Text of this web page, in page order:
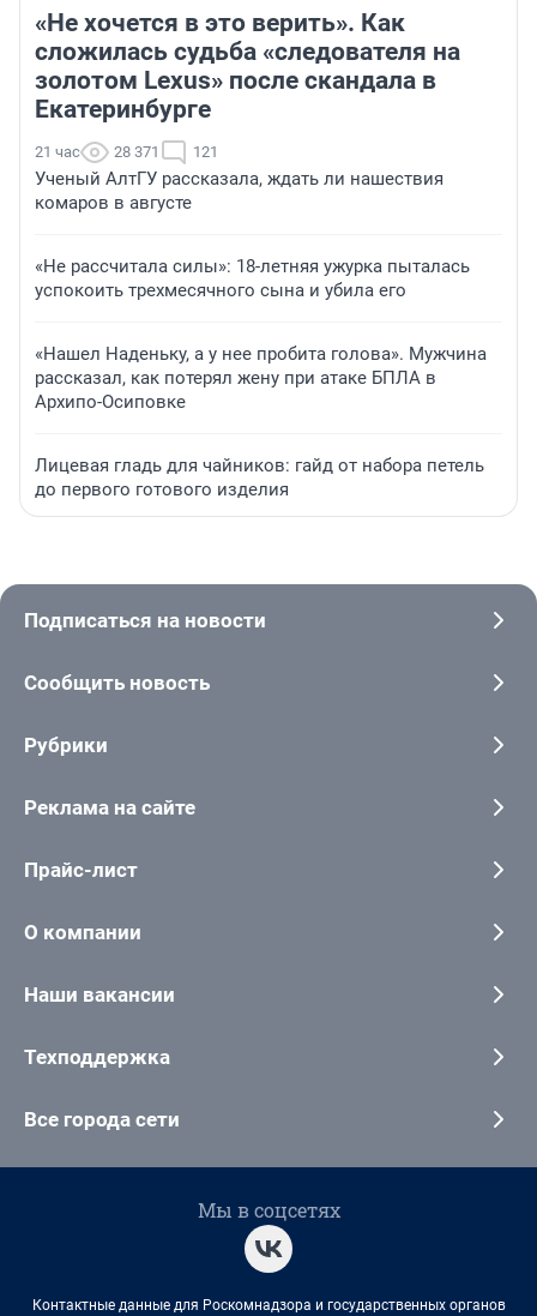
«Не хочется в это верить». Как
сложилась судьба «следователя на
золотом Lexus» после скандала в
Екатеринбурге
21 час 28 371 121
Ученый АлтГУ рассказала, ждать ли нашествия
комаров в августе
«Не рассчитала силы»: 18-летняя ужурка пыталась
успокоить трехмесячного сына и убила его
«Нашел Наденьку, а у нее пробита голова». Мужчина
рассказал, как потерял жену при атаке БПЛА в
Архипо-Осиповке
Лицевая гладь для чайников: гайд от набора петель
до первого готового изделия
Подписаться на новости
Сообщить новость
Рубрики
Реклама на сайте
Прайс-лист
О компании
Наши вакансии
Техподдержка
Все города сети
Мы в соцсетях
Контактные данные для Роскомнадзора и государственных органов